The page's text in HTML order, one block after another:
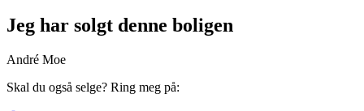
Jeg har solgt denne boligen
André Moe
Skal du også selge? Ring meg på: